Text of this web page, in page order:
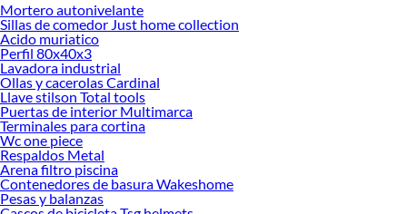
Mortero autonivelante
Sillas de comedor Just home collection
Acido muriatico
Perfil 80x40x3
Lavadora industrial
Ollas y cacerolas Cardinal
Llave stilson Total tools
Puertas de interior Multimarca
Terminales para cortina
Wc one piece
Respaldos Metal
Arena filtro piscina
Contenedores de basura Wakeshome
Pesas y balanzas